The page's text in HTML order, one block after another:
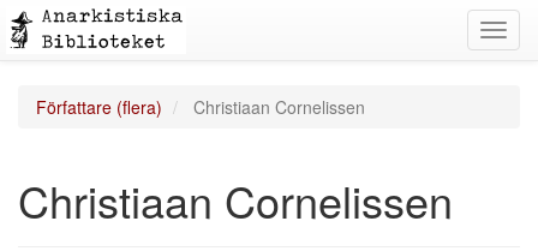
Författare (flera) Christiaan Cornelissen
Christiaan Cornelissen